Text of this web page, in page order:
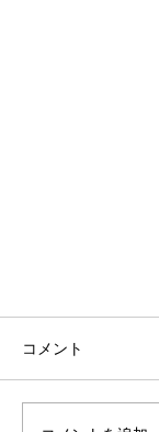
令和6年度
4月21日
橋本拓 小
1男女 優
小2男女
コメント